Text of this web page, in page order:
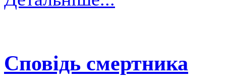
Сповідь смертника